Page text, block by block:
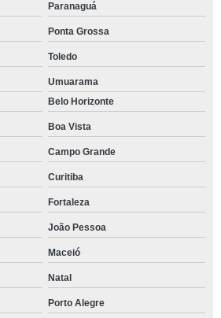
Paranaguá
Ponta Grossa
Toledo
Umuarama
Belo Horizonte
Boa Vista
Campo Grande
Curitiba
Fortaleza
João Pessoa
Maceió
Natal
Porto Alegre